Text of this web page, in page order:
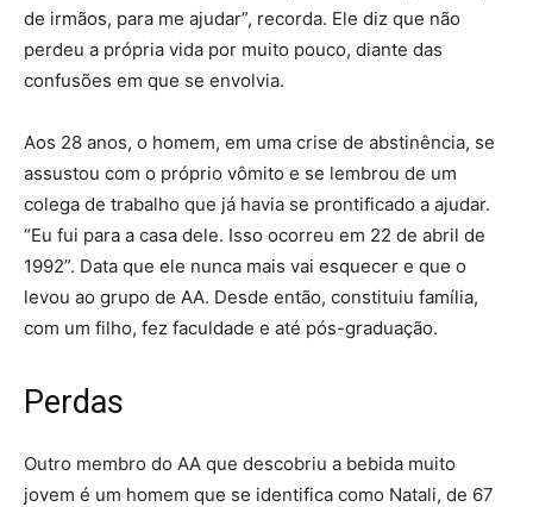
de irmãos, para me ajudar”, recorda. Ele diz que não
perdeu a própria vida por muito pouco, diante das
confusões em que se envolvia.
Aos 28 anos, o homem, em uma crise de abstinência, se
assustou com o próprio vômito e se lembrou de um
colega de trabalho que já havia se prontificado a ajudar.
“Eu fui para a casa dele. Isso ocorreu em 22 de abril de
1992”. Data que ele nunca mais vai esquecer e que o
levou ao grupo de AA. Desde então, constituiu família,
com um filho, fez faculdade e até pós-graduação.
Perdas
Outro membro do AA que descobriu a bebida muito
jovem é um homem que se identifica como Natali, de 67